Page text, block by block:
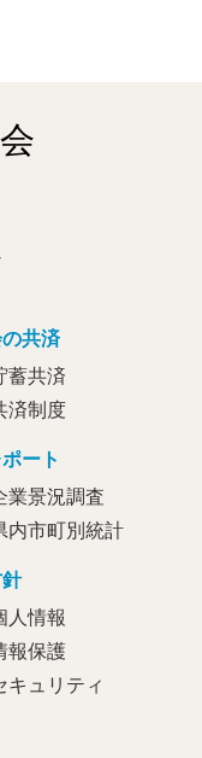
共済
蓄共済
済制度
ート
業景況調査
内市町別統計
人情報
報保護
キュリティ